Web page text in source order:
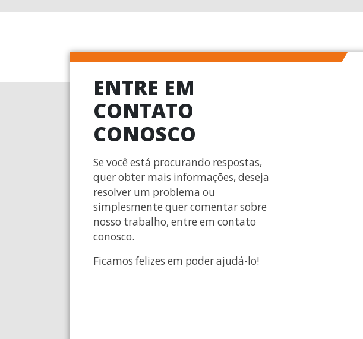
ENTRE EM
CONTATO
CONOSCO
Se você está procurando respostas,
quer obter mais informações, deseja
resolver um problema ou
simplesmente quer comentar sobre
nosso trabalho, entre em contato
conosco.
Ficamos felizes em poder ajudá-lo!